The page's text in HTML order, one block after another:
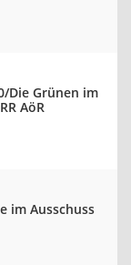
Die Grünen im
AöR
im Ausschuss